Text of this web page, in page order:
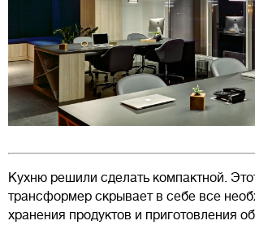
Кухню решили сделать компактной.
трансформер скрывает в себе все
хранения продуктов и приготовления